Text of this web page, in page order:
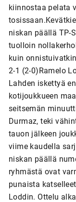
kiinnostaa pelata
niskan päällä TP-
tuolloin
kuin
2-1 (2-0)Ramelo
Lahden iskettyä
kotijoukkueen
seitsemän
Durmaz, teki
tauon jälkeen
viime kaudella
niskan päällä
ryhmästä ovat
punaista
Loddin. Ottelu